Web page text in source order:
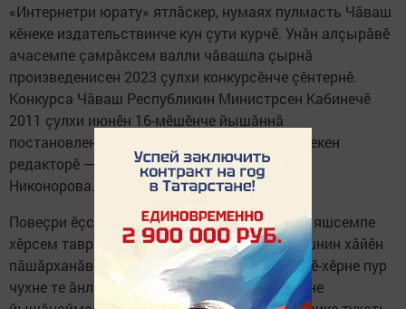
«Интернетри юрату» ятлăскер, нумаях пулмасть Чăваш
кӗнеке издательствинче кун çути курчӗ. Унăн алçырăвӗ
ачасемпе çамрăксем валли чăвашла çырнă
произведенисен 2023 çулхи конкурсӗнче çӗнтернӗ.
Конкурса Чăваш Республикин Министрсен Кабинечӗ
2011 çулхи июнӗн 16-мӗшӗнче йышăннă
постановленипе килӗшӳллӗн йӗркеленӗ. Кӗнекен
редакторӗ — Ольга Иванова, ӳнерçи — Анна
Никонорова. Тиражӗ — 1000 экземпляр.
Повеçри ӗçсем вуннăмӗш класра вӗренекен яшсемпе
хӗрсем тавра пулса иртеççӗ. Çамрăксен кашнин хăйӗн
пăшăрханăвӗ, ӗмӗчӗсем. Ашшӗ-амăшӗ ывăлӗ-хӗрне пур
чухне те ăнланаймасть, вӗсен пурнăç йӗркине